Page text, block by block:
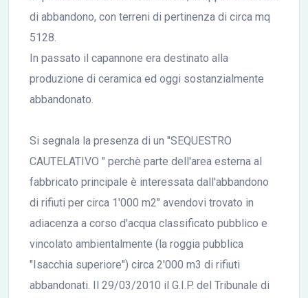
di abbandono, con terreni di pertinenza di circa mq
5128.
In passato il capannone era destinato alla
produzione di ceramica ed oggi sostanzialmente
abbandonato.
Si segnala la presenza di un "SEQUESTRO
CAUTELATIVO " perchè parte dell'area esterna al
fabbricato principale è interessata dall'abbandono
di rifiuti per circa 1'000 m2" avendovi trovato in
adiacenza a corso d'acqua classificato pubblico e
vincolato ambientalmente (la roggia pubblica
"Isacchia superiore") circa 2'000 m3 di rifiuti
abbandonati. Il 29/03/2010 il G.I.P. del Tribunale di